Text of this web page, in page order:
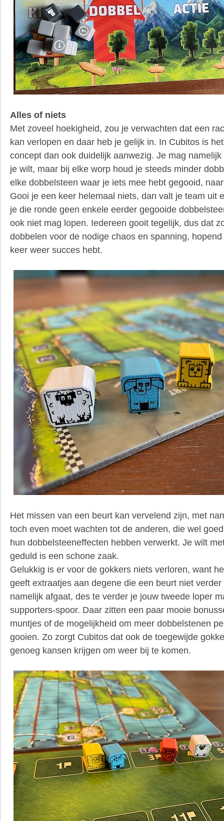
Alles of niets
Met zoveel hoekigheid, zou je verwachten dat een
kan verlopen en daar heb je gelijk in. In Cubitos is
concept dan ook duidelijk aanwezig. Je mag
je wilt, maar bij elke worp houd je steeds minder
elke dobbelsteen waar je iets mee hebt gegooid,
Gooi je een keer helemaal niets, dan valt je team uit
je die ronde geen enkele eerder gegooide
ook niet mag lopen. Iedereen gooit tegelijk, dus dat
dobbelen voor de nodige chaos en spanning,
keer weer succes hebt.
Het missen van een beurt kan vervelend zijn, met
toch even moet wachten tot de anderen, die wel
hun dobbelsteeneffecten hebben verwerkt. Je wilt
geduld is een schone zaak.
Gelukkig is er voor de gokkers niets verloren, want
geeft extraatjes aan degene die een beurt niet
namelijk afgaat, des te verder je jouw tweede loper
supporters-spoor. Daar zitten een paar mooie
muntjes of de mogelijkheid om meer dobbelstenen
gooien. Zo zorgt Cubitos dat ook de toegewijde
genoeg kansen krijgen om weer bij te komen.